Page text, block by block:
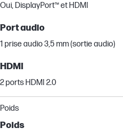
Oui, DisplayPort™ et HDMI
Port audio
1 prise audio 3,5 mm (sortie audio)
HDMI
2 ports HDMI 2.0
Poids
Poids